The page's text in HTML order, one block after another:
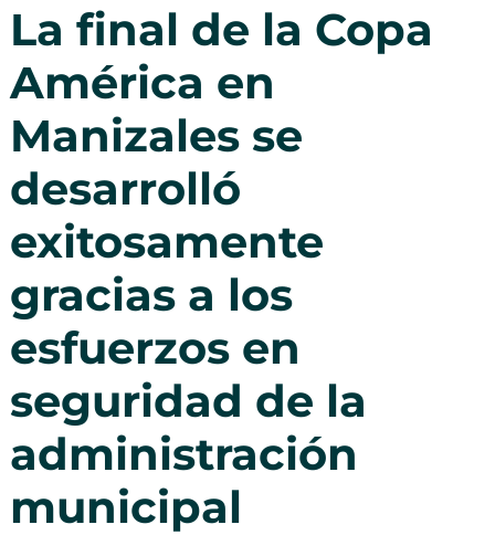
La final de la Copa
América en
Manizales se
desarrolló
exitosamente
gracias a los
esfuerzos en
seguridad de la
administración
municipal